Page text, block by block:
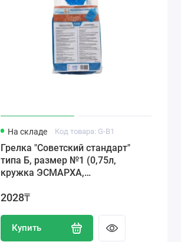
На складе Код товара: G-B1
Грелка "Советский стандарт"
типа Б, размер №1 (0,75л,
кружка ЭСМАРХА,
2028₸
Купить